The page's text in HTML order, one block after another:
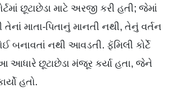
છૂટાછેડા માટે અરજી કરી હતી; જેમાં
તેનાં માતા-પિતાનું માનતી નથી, તેનું વર્તન
નથી આવડતી. ફૅમિલી કોર્ટે
છૂટાછેડા મંજૂર કર્યા હતા, જેને
હતો.